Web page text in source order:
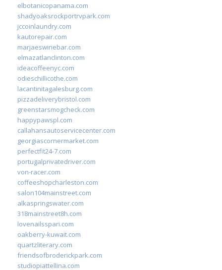
elbotanicopanama.com
shadyoaksrockportrvpark.com
jccoinlaundry.com
kautorepair.com
marjaeswinebar.com
elmazatlanclinton.com
ideacoffeenyc.com
odieschillicothe.com
lacantinitagalesburg.com
pizzadeliverybristol.com
greenstarsmogcheck.com
happypawspl.com
callahansautoservicecenter.com
georgiascornermarket.com
perfectfit24-7.com
portugalprivatedriver.com
von-racer.com
coffeeshopcharleston.com
salon104mainstreet.com
alkaspringswater.com
318mainstreet8h.com
lovenailsspari.com
oakberry-kuwait.com
quartzliterary.com
friendsofbroderickpark.com
studiopiattellina.com